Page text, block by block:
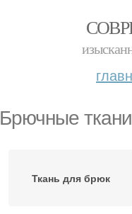
Брючные ткани
Ткань для брюк